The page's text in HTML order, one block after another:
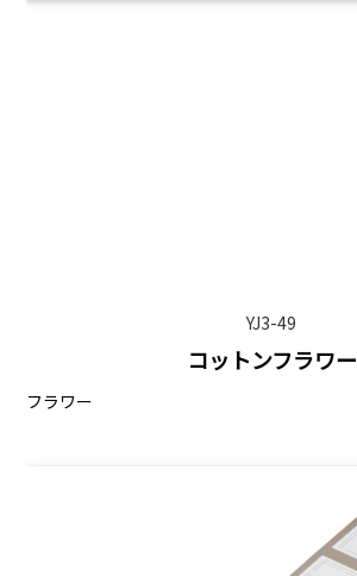
YJ3-49
コットンフラワー
フラワー